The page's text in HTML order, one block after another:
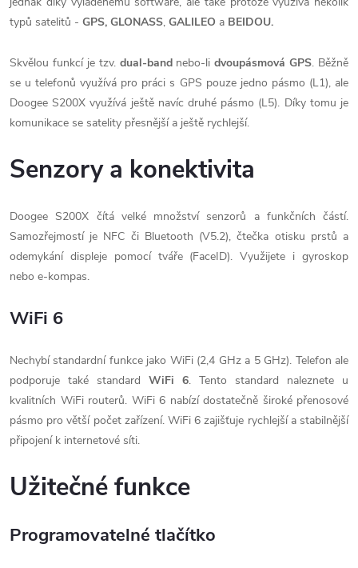
typů satelitů - GPS, GLONASS, GALILEO a BEIDOU.
Skvělou funkcí je tzv. dual-bandnebo-li dvoupásmová GPS. Běžně
se u telefonů využívá pro práci s GPS pouze jedno pásmo (L1), ale
Doogee S200X využívá ještě navíc druhé pásmo (L5). Díky tomu je
komunikace se satelity přesnější a ještě rychlejší.
Senzorya konektivita
Doogee S200X čítá velké množství senzorů a funkčních částí.
Samozřejmostí je NFC či Bluetooth (V5.2), čtečka otisku prstů a
odemykání displeje pomocí tváře (FaceID). Využijete i gyroskop
nebo e-kompas.
WiFi 6
Nechybí standardní funkce jako WiFi (2,4 GHz a 5 GHz). Telefon ale
podporuje také standard WiFi 6. Tento standard naleznete u
kvalitních WiFi routerů. WiFi 6 nabízí dostatečně široké přenosové
pásmo pro větší počet zařízení. WiFi 6 zajišťuje rychlejší a stabilnější
připojení k internetové síti.
Užitečné funkce
Programovatelné tlačítko